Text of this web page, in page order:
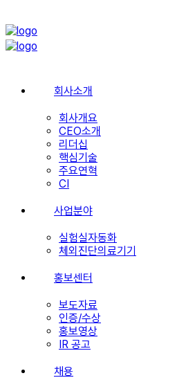
회사소개
회사개요
CEO소개
리더십
핵심기술
주요연혁
CI
사업분야
실험실자동화
체외진단의료기기
홍보센터
보도자료
인증/수상
홍보영상
IR 공고
채용